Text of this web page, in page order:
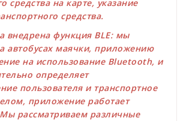
средства на карте, указание
средства.
внедрена функция BLE: мы
автобусах маячки, приложению
на использование Bluetooth, и
определяет
пользователя и транспортное
приложение работает
рассматриваем различные